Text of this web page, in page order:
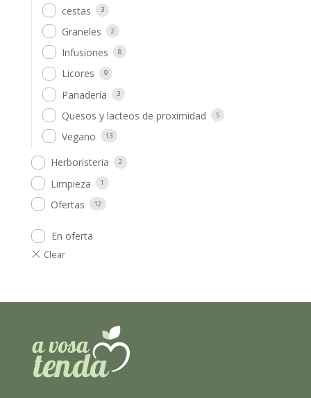
cestas 3
Graneles 2
Infusiones 8
Licores 9
Panadería 3
Quesos y lacteos de proximidad 5
Vegano 13
Herboristeria 2
Limpieza 1
Ofertas 12
En oferta